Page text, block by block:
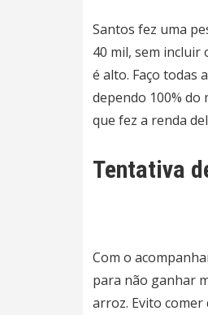
Santos fez uma
40 mil, sem incluir
é alto. Faço todas
dependo 100%
que fez a renda
Tentativa
Com o
para não ganhar
arroz. Evito